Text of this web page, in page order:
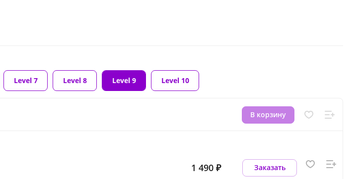
Level 7 Level 8 Level 9 Level 10
В корзину
1 490 ₽ Заказать